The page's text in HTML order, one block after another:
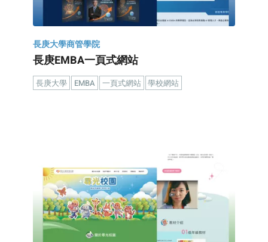
長庚大學商管學院
長庚EMBA一頁式網站
長庚大學 EMBA 一頁式網站 學校網站